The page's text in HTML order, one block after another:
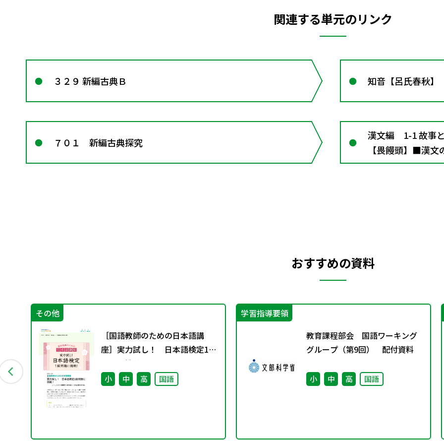
関連する単元のリンク
３２９ 新編古典Ｂ 知音【呂氏春秋】
７０１ 新編古典探究
漢文編 1-1 故事
【畏饅頭】■漢
おすすめの資料
その他
［国語教師のための日本語講
座］実力試し！ 日本語検定1級
問題に挑戦！
小 中 高 国語
学習指導要領
教育課程部会 国語ワーキング
グループ（第9回） 配付資料
小 中 高 国語